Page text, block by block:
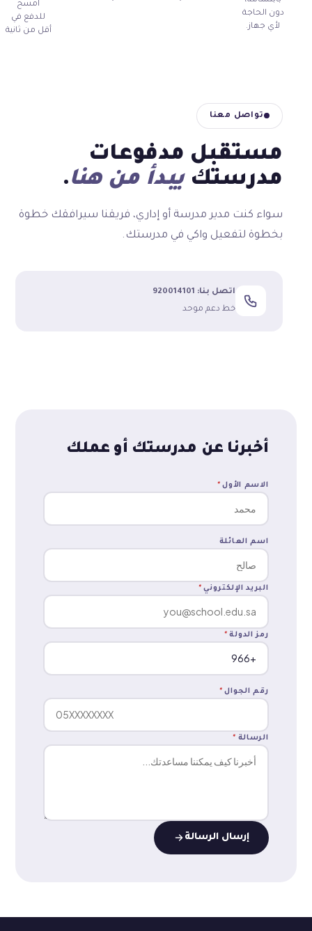
دون الحاجة
لأي جهاز.
امسح
للدفع في
أقل من ثانية
تواصل معنا
مستقبل مدفوعات
مدرستكيبدأ من هنا.
سواء كنت مدير مدرسة أو إداري، فريقنا سيرافقك خطوة
بخطوة لتفعيل واكي في مدرستك.
اتصل بنا: 920014101
خط دعم موحد
أخبرنا عن مدرستك أو عملك
الاسم الأول *
اسم العائلة
البريد الإلكتروني *
رمز الدولة *
رقم الجوال *
الرسالة *
إرسال الرسالة